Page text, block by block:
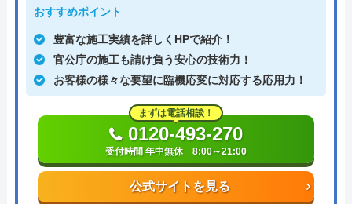
おすすめポイント
豊富な施工実績を詳しくHPで紹介！
官公庁の施工も請け負う安心の技術力！
お客様の様々な要望に臨機応変に対応する応用力！
公式サイトを見る
まずは電話相談！
0120-493-270
受付時間 年中無休 8:00～21:00